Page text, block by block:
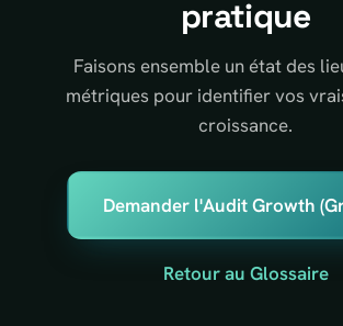
pratique
Faisons ensemble un état des
métriques pour identifier vos
croissance.
Demander l'Audit Growth
Retour au Glossaire